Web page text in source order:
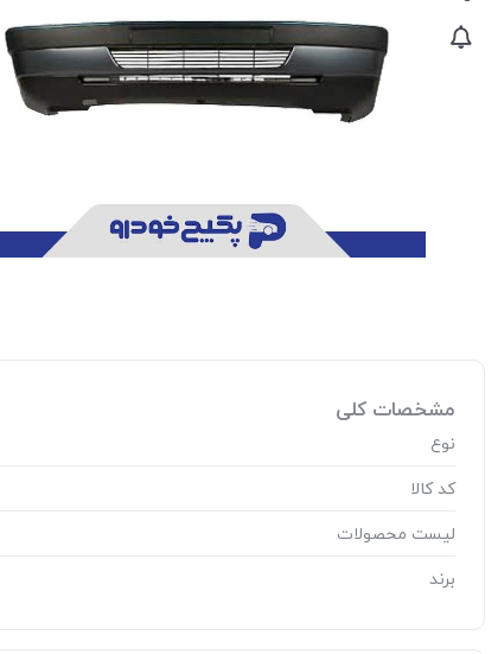
مشخصات کلی
نوع
کد کالا
لیست محصولات
برند